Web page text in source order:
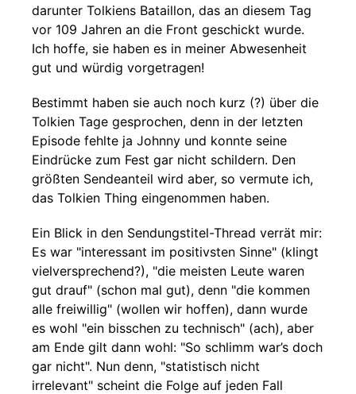
darunter Tolkiens Bataillon, das an diesem Tag
vor 109 Jahren an die Front geschickt wurde.
Ich hoffe, sie haben es in meiner Abwesenheit
gut und würdig vorgetragen!
Bestimmt haben sie auch noch kurz (?) über die
Tolkien Tage gesprochen, denn in der letzten
Episode fehlte ja Johnny und konnte seine
Eindrücke zum Fest gar nicht schildern. Den
größten Sendeanteil wird aber, so vermute ich,
das Tolkien Thing eingenommen haben.
Ein Blick in den Sendungstitel-Thread verrät mir:
Es war "interessant im positivsten Sinne" (klingt
vielversprechend?), "die meisten Leute waren
gut drauf" (schon mal gut), denn "die kommen
alle freiwillig" (wollen wir hoffen), dann wurde
es wohl "ein bisschen zu technisch" (ach), aber
am Ende gilt dann wohl: "So schlimm war’s doch
gar nicht". Nun denn, "statistisch nicht
irrelevant" scheint die Folge auf jeden Fall